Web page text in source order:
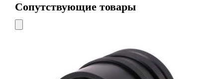
Сопутствующие товары